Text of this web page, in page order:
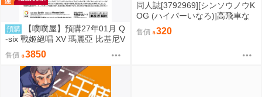
預購
【噗噗屋】預購27年01月 Q
-six 戰姬絕唱 XV 瑪麗亞 比基尼V
er 1/7 一般版 免訂金
售價 3850
同人誌[3792969][シンソウノウK
OG (ハイパーいなろ)]高飛車な
生徒会長を●●アプリでワカラセ
てみた (其他)
售價 320